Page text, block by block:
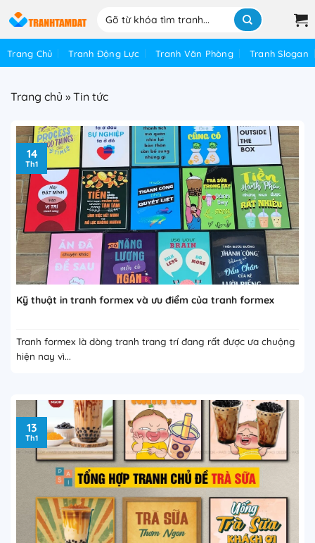
qua
nội
dung
Tìm
Trang Chủ Tranh Động Lực Tranh Văn Phòng Tranh Slogan
Trang chủ » Tin tức
Kỹ thuật in tranh formex và ưu điểm của tranh formex
Tranh formex là dòng tranh trang trí đang rất được ưa chuộng
hiện nay vì...
14
Th1
13
Th1